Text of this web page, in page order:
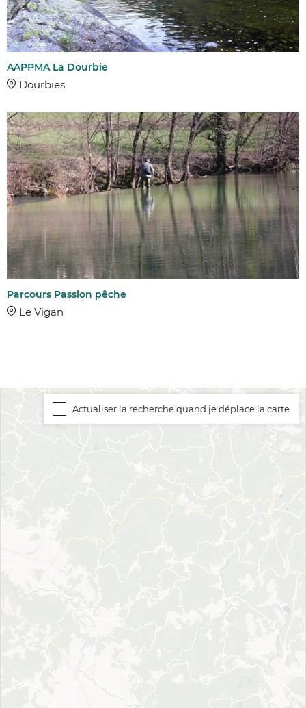
AAPPMA La Dourbie
Dourbies
Parcours Passion pêche
Le Vigan
Actualiser la recherche quand je déplace la carte